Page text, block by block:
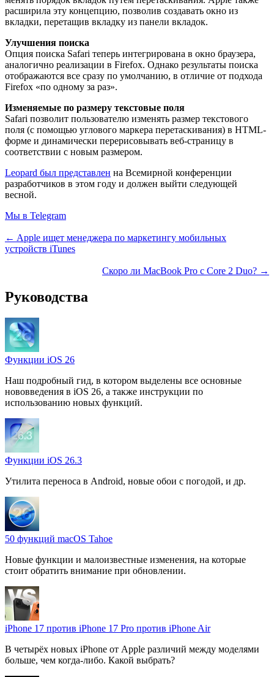
расширила эту концепцию, позволив создавать окно из
вкладки, перетащив вкладку из панели вкладок.
Улучшения поиска
Опция поиска Safari теперь интегрирована в окно браузера,
аналогично реализации в Firefox. Однако результаты поиска
отображаются все сразу по умолчанию, в отличие от подхода
Firefox «по одному за раз».
Изменяемые по размеру текстовые поля
Safari позволит пользователю изменять размер текстового
поля (с помощью углового маркера перетаскивания) в HTML-
форме и динамически перерисовывать веб-страницу в
соответствии с новым размером.
Leopard был представлен на Всемирной конференции
разработчиков в этом году и должен выйти следующей
весной.
Мы в Telegram
← Apple ищет менеджера по маркетингу мобильных
устройств iTunes
Скоро ли MacBook Pro с Core 2 Duo? →
Руководства
Функции iOS 26
Наш подробный гид, в котором выделены все основные
нововведения в iOS 26, а также инструкции по
использованию новых функций.
Функции iOS 26.3
Утилита переноса в Android, новые обои с погодой, и др.
50 функций macOS Tahoe
Новые функции и малоизвестные изменения, на которые
стоит обратить внимание при обновлении.
iPhone 17 против iPhone 17 Pro против iPhone Air
В четырёх новых iPhone от Apple различий между моделями
больше, чем когда-либо. Какой выбрать?